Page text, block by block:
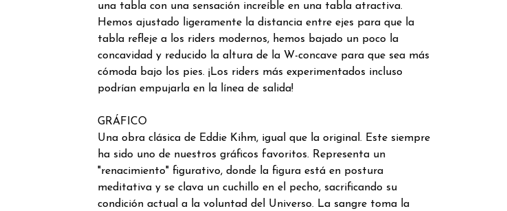
una tabla con una sensación increíble en una tabla atractiva.
Hemos ajustado ligeramente la distancia entre ejes para que la
tabla refleje a los riders modernos, hemos bajado un poco la
concavidad y reducido la altura de la W-concave para que sea más
cómoda bajo los pies. ¡Los riders más experimentados incluso
podrían empujarla en la línea de salida!
GRÁFICO
Una obra clásica de Eddie Kihm, igual que la original. Este siempre
ha sido uno de nuestros gráficos favoritos. Representa un
"renacimiento" figurativo, donde la figura está en postura
meditativa y se clava un cuchillo en el pecho, sacrificando su
condición actual a la voluntad del Universo. La sangre toma la